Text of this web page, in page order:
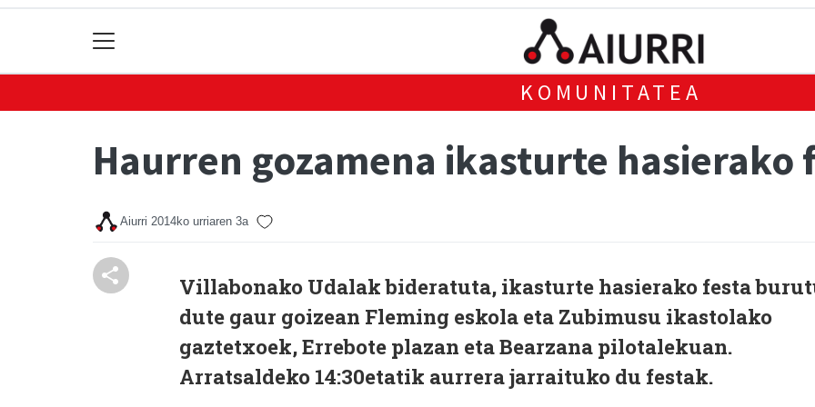
KOMUNITATEA
Haurren gozamena ikasturte hasierako
Aiurri 2014ko urriaren 3a
Villabonako Udalak bideratuta, ikasturte hasierako festa
dute gaur goizean Fleming eskola eta Zubimusu ikastolako
gaztetxoek, Errebote plazan eta Bearzana pilotalekuan.
Arratsaldeko 14:30etatik aurrera jarraituko du festak.